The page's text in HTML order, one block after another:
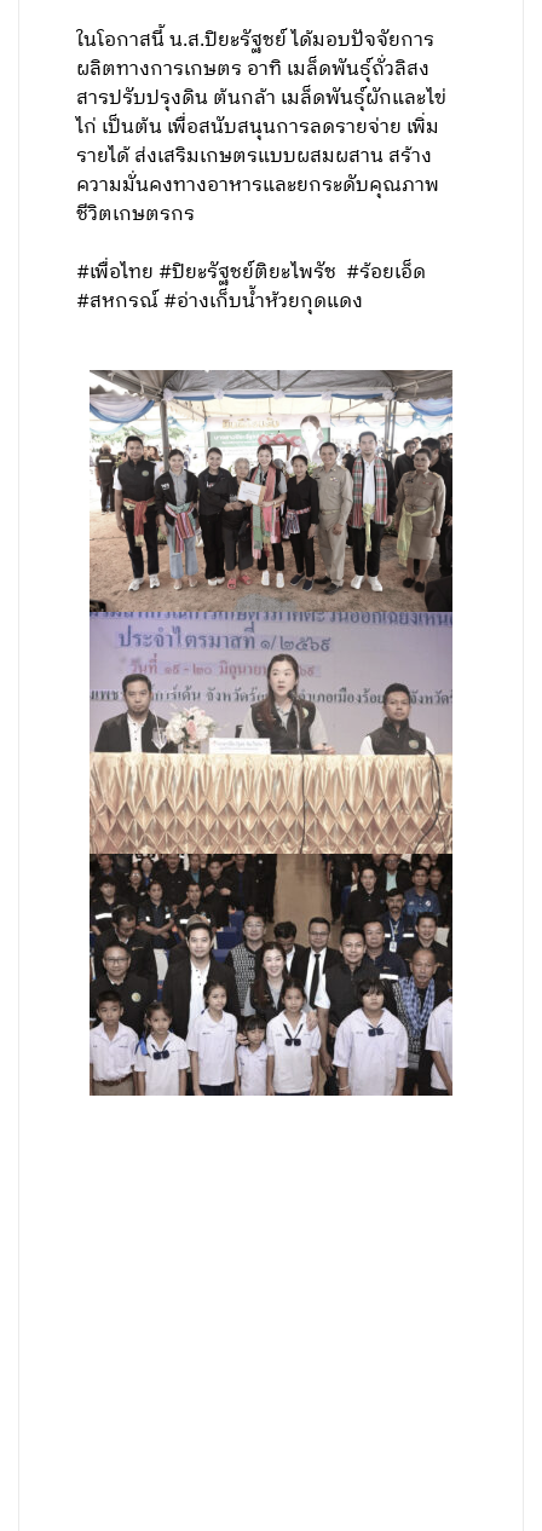
ในโอกาสนี้ น.ส.ปิยะรัฐชย์ ได้มอบปัจจัยการ
ผลิตทางการเกษตร อาทิ เมล็ดพันธุ์ถั่วลิสง
สารปรับปรุงดิน ต้นกล้า เมล็ดพันธุ์ผักและไข่
ไก่ เป็นต้น เพื่อสนับสนุนการลดรายจ่าย เพิ่ม
รายได้ ส่งเสริมเกษตรแบบผสมผสาน สร้าง
ความมั่นคงทางอาหารและยกระดับคุณภาพ
ชีวิตเกษตรกร
#เพื่อไทย #ปิยะรัฐชย์ติยะไพรัช #ร้อยเอ็ด
#สหกรณ์ #อ่างเก็บน้ำห้วยกุดแดง